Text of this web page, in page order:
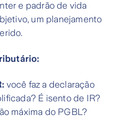
e padrão de vida
um planejamento
você faz a declaração
É isento de IR?
máxima do PGBL?